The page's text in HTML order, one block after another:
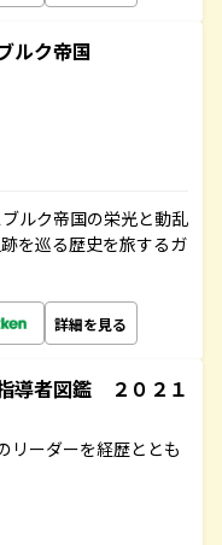
ルク帝国
ルク帝国の栄光と動乱
を巡る歴史を旅するガ
詳細を見る
導者図鑑 ２０２１
リーダーを経歴ととも